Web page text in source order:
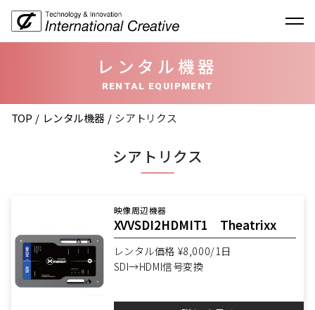
レンタル機器
RENTAL EQUIPMENT
TOP レンタル機器 シアトリクス
シアトリクス
映像周辺機器
XVVSDI2HDMIT1 Theatrixx
レンタル価格 ¥8,000/1日
SDI→HDMI信号変換